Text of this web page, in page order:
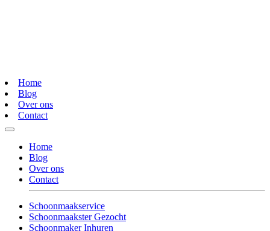
Home
Blog
Over ons
Contact
Home
Blog
Over ons
Contact
Schoonmaakservice
Schoonmaakster Gezocht
Schoonmaker Inhuren